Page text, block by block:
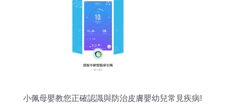
小佩母嬰教您正確認識與防治皮膚嬰幼兒常見疾病!